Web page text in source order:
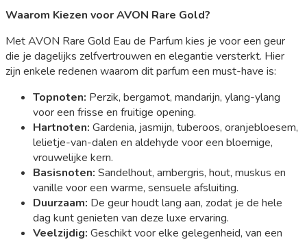
Waarom Kiezen voor AVON Rare Gold?
Met AVON Rare Gold Eau de Parfum kies je voor een geur
die je dagelijks zelfvertrouwen en elegantie versterkt. Hier
zijn enkele redenen waarom dit parfum een must-have is:
Topnoten: Perzik, bergamot, mandarijn, ylang-ylang
voor een frisse en fruitige opening.
Hartnoten: Gardenia, jasmijn, tuberoos, oranjebloesem,
lelietje-van-dalen en aldehyde voor een bloemige,
vrouwelijke kern.
Basisnoten: Sandelhout, ambergris, hout, muskus en
vanille voor een warme, sensuele afsluiting.
Duurzaam: De geur houdt lang aan, zodat je de hele
dag kunt genieten van deze luxe ervaring.
Veelzijdig: Geschikt voor elke gelegenheid, van een